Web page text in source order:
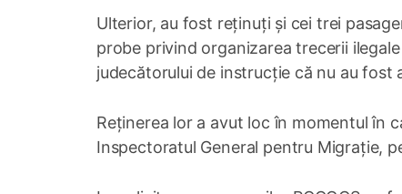
Ulterior, au fost reținuți și cei trei
probe privind organizarea trecerii
judecătorului de instrucție că nu au fost
Reținerea lor a avut loc în momentul în
Inspectoratul General pentru Migrație,